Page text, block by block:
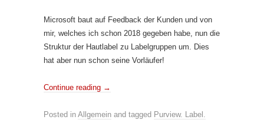
Microsoft baut auf Feedback der Kunden und von
mir, welches ich schon 2018 gegeben habe, nun die
Struktur der Hautlabel zu Labelgruppen um. Dies
hat aber nun schon seine Vorläufer!
Continue reading →
Posted in Allgemein and tagged Purview. Label.